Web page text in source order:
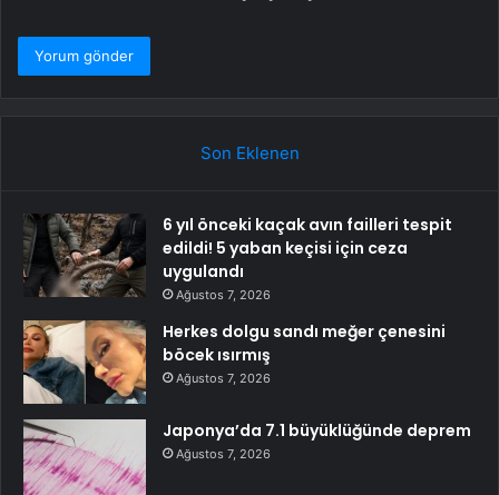
Son Eklenen
6 yıl önceki kaçak avın failleri tespit
edildi! 5 yaban keçisi için ceza
uygulandı
Ağustos 7, 2026
Herkes dolgu sandı meğer çenesini
böcek ısırmış
Ağustos 7, 2026
Japonya’da 7.1 büyüklüğünde deprem
Ağustos 7, 2026